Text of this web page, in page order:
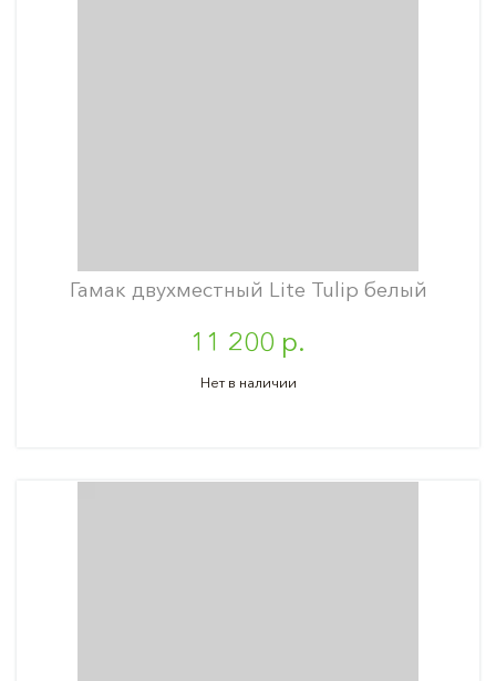
Гамак двухместный Lite Tulip белый
11 200 р.
Нет в наличии